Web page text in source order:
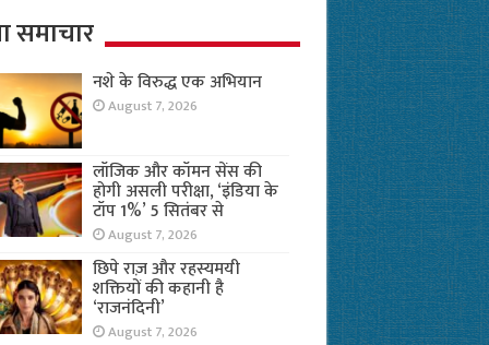
समाचार
नशे के विरुद्ध एक अभियान
August 7, 2026
लॉजिक और कॉमन सेंस की
होगी असली परीक्षा, ‘इंडिया के
टॉप 1%’ 5 सितंबर से
August 7, 2026
छिपे राज़ और रहस्यमयी
शक्तियों की कहानी है
‘राजनंदिनी’
August 7, 2026